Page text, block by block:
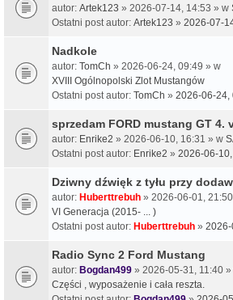
autor: Artek123 » 2026-07-14, 14:53 » w
Ostatni post autor: Artek123 » 2026-07-
Nadkole
autor: TomCh » 2026-06-24, 09:49 » w
XVIII Ogólnopolski Zlot Mustangów
Ostatni post autor: TomCh » 2026-06-24,
sprzedam FORD mustang GT 4.
autor: Enrike2 » 2026-06-10, 16:31 » w
Ostatni post autor: Enrike2 » 2026-06-
Dziwny dźwięk z tyłu przy
autor: Huberttrebuh » 2026-06-01,
VI Generacja (2015- ... )
Ostatni post autor: Huberttrebuh »
Radio Sync 2 Ford Mustang
autor: Bogdan499 » 2026-05-31, 11:40 »
Części , wyposażenie i cała reszta.